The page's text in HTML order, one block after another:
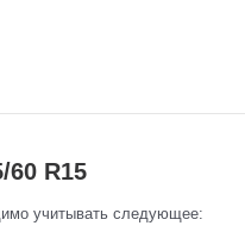
60 R15
учитывать следующее: